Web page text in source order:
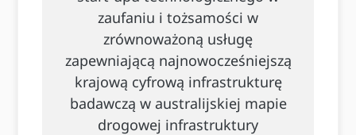
zaufaniu i tożsamości w
zrównoważoną usługę
zapewniającą najnowocześniejszą
krajową cyfrową infrastrukturę
badawczą w australijskiej mapie
drogowej infrastruktury